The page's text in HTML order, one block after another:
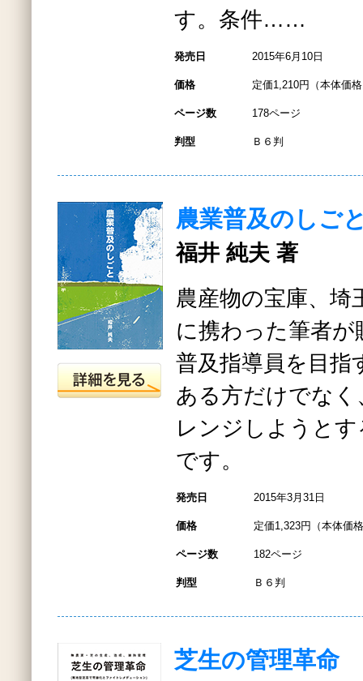
す。条件……
発売日 2015年6月10日
価格 定価1,210円（本体価
ページ数 178ページ
判型 Ｂ６判
農業普及のしご
福井 純夫 著
農産物の宝庫、埼
に携わった筆者
普及指導員を目指
ある方だけでな
レンジしようと
です。
発売日 2015年3月31日
価格 定価1,323円（本体価
ページ数 182ページ
判型 Ｂ６判
芝生の管理革命